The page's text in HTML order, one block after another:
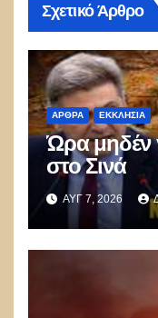
Σχετικό Άρθρο
ΑΡΘΡΑ ΕΚΚΛΗΣΊΑ
Ώρα μηδέν
στο Σινά
ΑΥΓ 7, 2026